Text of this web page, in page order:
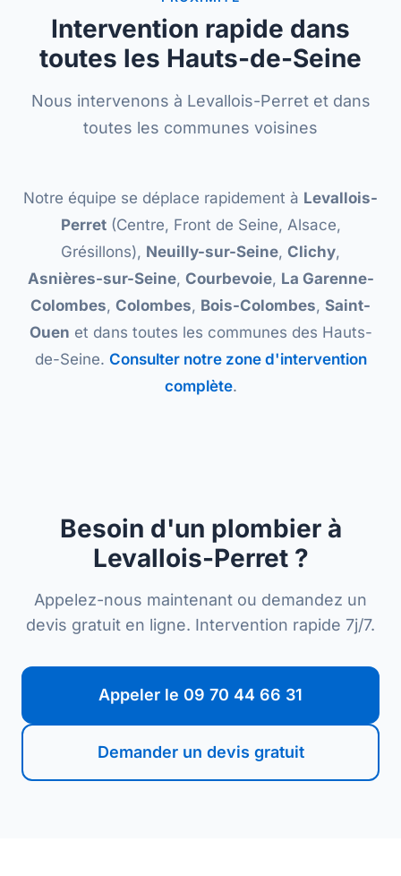
Intervention rapide dans
toutes les Hauts-de-Seine
Nous intervenons à Levallois-Perret et dans
toutes les communes voisines
Notre équipe se déplace rapidement à Levallois-
Perret(Centre, Front de Seine, Alsace,
Grésillons), Neuilly-sur-Seine, Clichy,
Asnières-sur-Seine, Courbevoie, La Garenne-
Colombes, Colombes, Bois-Colombes, Saint-
Ouen et dans toutes les communes des Hauts-
de-Seine. Consulter notre zone d'intervention
complète.
Besoin d'un plombier à
Levallois-Perret ?
Appelez-nous maintenant ou demandez un
devis gratuit en ligne. Intervention rapide 7j/7.
Appeler le 09 70 44 66 31
Demander un devis gratuit